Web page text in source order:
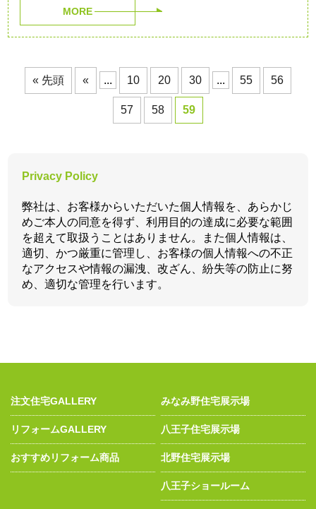
MORE
« 先頭 « ... 10 20 30 ... 55 56
57 58 59
Privacy Policy
弊社は、お客様からいただいた個人情報を、あらかじ
めご本人の同意を得ず、利用目的の達成に必要な範囲
を超えて取扱うことはありません。また個人情報は、
適切、かつ厳重に管理し、お客様の個人情報への不正
なアクセスや情報の漏洩、改ざん、紛失等の防止に努
め、適切な管理を行います。
注文住宅GALLERY
リフォームGALLERY
おすすめリフォーム商品
みなみ野住宅展示場
八王子住宅展示場
北野住宅展示場
八王子ショールーム